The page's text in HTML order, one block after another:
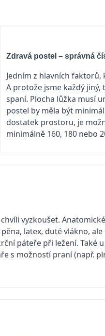
Zdravá postel – správná
Jedním z hlavních
A protože jsme každý
spaní. Plocha lůžka musí
postel by měla být
dostatek prostoru, je
minimálně 160, 180 nebo
vyzkoušet.
latex, duté vlákno,
páteře při ležení. Také
s možností praní (např.